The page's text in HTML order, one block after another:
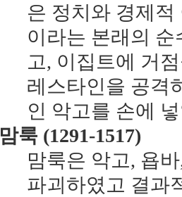
은 정치와 경제
이라는 본래의
고, 이집트에 거
레스타인을 공격
인 악고를 손에
맘룩 (1291-1517)
맘룩은 악고, 욥
파괴하였고 결과